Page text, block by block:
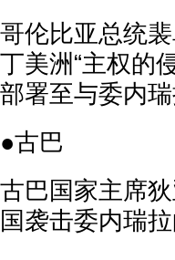
哥伦比亚总统
丁美洲“主权的
部署至与委内瑞
●古巴
古巴国家主席
国袭击委内瑞